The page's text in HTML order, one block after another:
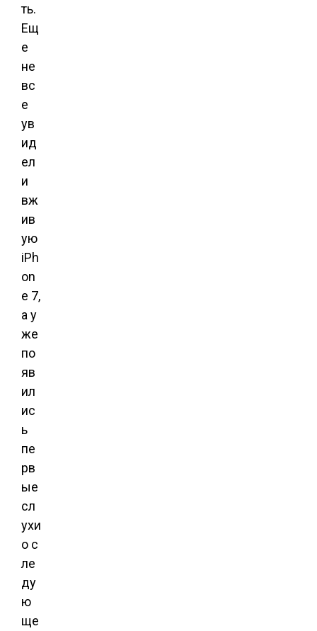
ть.
Ещ
е
не
вс
е
ув
ид
ел
и
вж
ив
ую
iPh
on
e 7,
а у
же
по
яв
ил
ис
ь
пе
рв
ые
сл
ухи
о с
ле
ду
ю
ще